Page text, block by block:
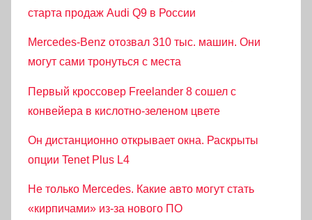
старта продаж Audi Q9 в России
Mercedes-Benz отозвал 310 тыс. машин. Они
могут сами тронуться с места
Первый кроссовер Freelander 8 сошел с
конвейера в кислотно-зеленом цвете
Он дистанционно открывает окна. Раскрыты
опции Tenet Plus L4
Не только Mercedes. Какие авто могут стать
«кирпичами» из-за нового ПО